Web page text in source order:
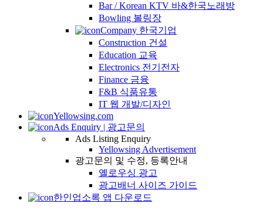
Bar / Korean KTV 바&한국노래방
Bowling 볼링장
Company 한국기업
Construction 건설
Education 교육
Electronics 전기전자
Finance 금융
F&B 식품유통
IT 웹 개발/디자인
Yellowsing.com
Ads Enquiry | 광고문의
Ads Listing Enquiry
Yellowsing Advertisement
광고문의 및 수정, 등록안내
옐로우싱 광고
광고배너 사이즈 가이드
한인업소록 앱 다운로드